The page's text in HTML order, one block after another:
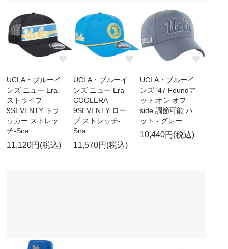
UCLA・ブルーイ
ンズ ニュー Era
ストライプ
9SEVENTY トラ
ッカー ストレッ
チ-Sna
11,120円(税込)
UCLA・ブルーイ
ンズ ニュー Era
COOLERA
9SEVENTY ロー
プ ストレッチ-
Sna
11,570円(税込)
UCLA・ブルーイ
ンズ '47 Foundア
ットiオン オフ
side 調節可能 ハ
ット - グレー
10,440円(税込)